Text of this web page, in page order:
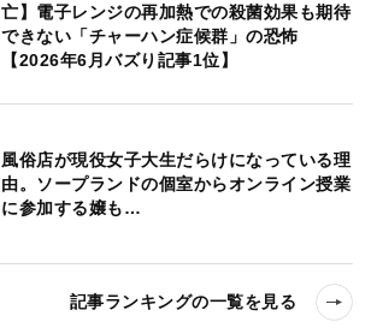
亡】電子レンジの再加熱での殺菌効果も期待
できない「チャーハン症候群」の恐怖
【2026年6月バズり記事1位】
風俗店が現役女子大生だらけになっている理
由。ソープランドの個室からオンライン授業
に参加する嬢も…
記事ランキングの一覧を見る